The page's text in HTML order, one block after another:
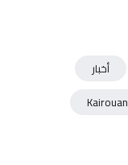
أخبار
Kairouan